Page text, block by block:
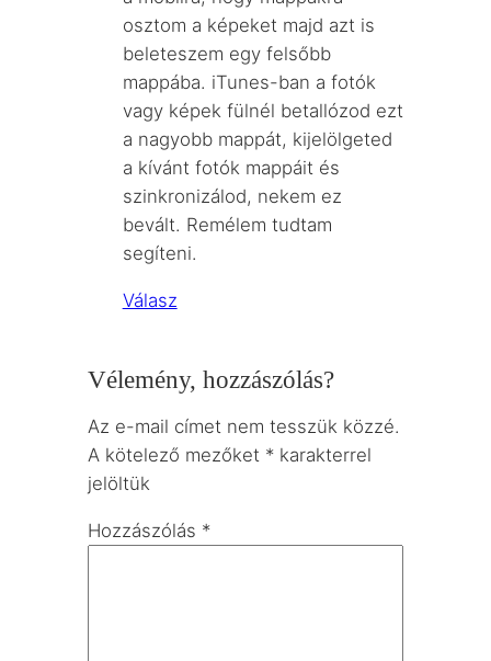
osztom a képeket majd azt is
beleteszem egy felsőbb
mappába. iTunes-ban a fotók
vagy képek fülnél betallózod ezt
a nagyobb mappát, kijelölgeted
a kívánt fotók mappáit és
szinkronizálod, nekem ez
bevált. Remélem tudtam
segíteni.
Válasz
Vélemény, hozzászólás?
Az e-mail címet nem tesszük közzé.
A kötelező mezőket *karakterrel
jelöltük
Hozzászólás *